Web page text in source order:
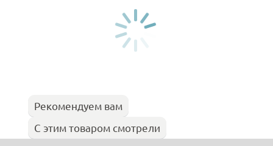
Рекомендуем вам
С этим товаром смотрели